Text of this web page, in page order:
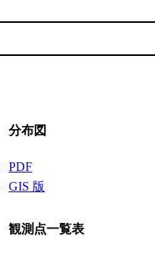
分布図
PDF
GIS 版
観測点一覧表